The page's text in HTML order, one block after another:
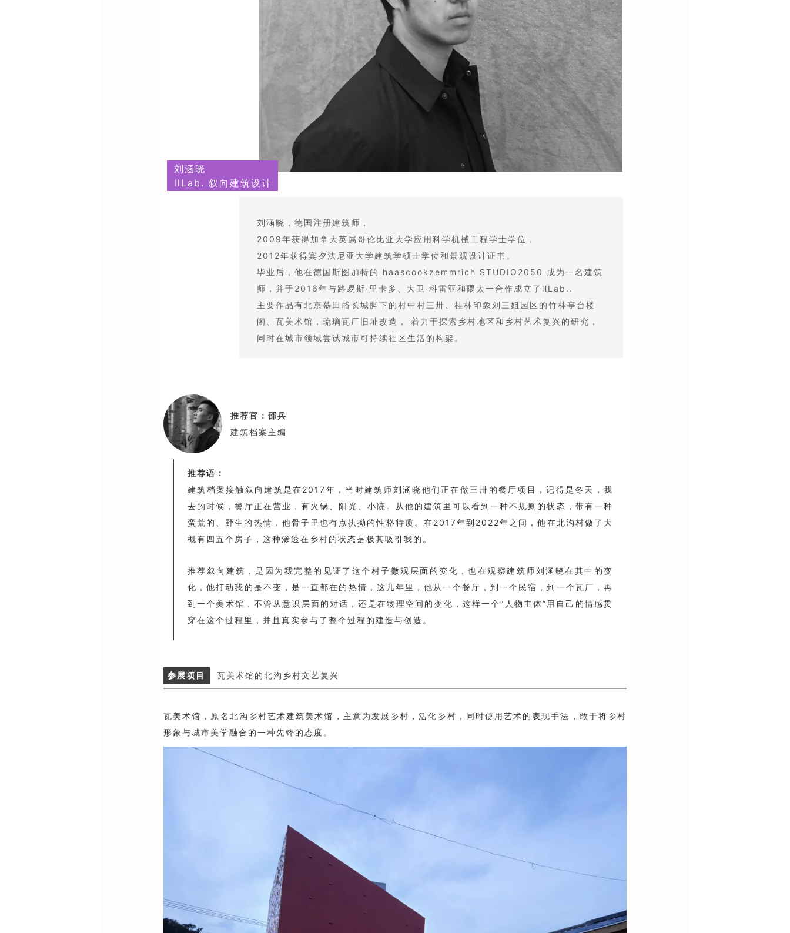
刘涵晓
llLab. 叙向建筑设计
刘涵晓，德国注册建筑师，
2009年获得加拿大英属哥伦比亚大学应用科学机械工程学士学位，
2012年获得宾夕法尼亚大学建筑学硕士学位和景观设计证书。
毕业后，他在德国斯图加特的 haascookzemmrich STUDIO2050 成为一名建筑
师， 并于2016年与路易斯·里卡多、大卫·科雷亚和隈太一合作成立了llLab..
主要作品有北京慕田峪长城脚下的村中村三卅、桂林印象刘三姐园区的竹林亭台楼
阁、瓦美术馆，琉璃瓦厂旧址改造， 着力于探索乡村地区和乡村艺术复兴的研究，
同时在城市领域尝试城市可持续社区生活的构架。
推荐官：邵兵
建筑档案主编
推荐语：
建筑档案接触叙向建筑是在2017年，当时建筑师刘涵晓他们正在做三卅的餐厅项目，记得是冬天，我
去的时候，餐厅正在营业，有火锅、阳光、小院。从他的建筑里可以看到一种不规则的状态，带有一种
蛮荒的、野生的热情，他骨子里也有点执拗的性格特质。在2017年到2022年之间，他在北沟村做了大
概有四五个房子，这种渗透在乡村的状态是极其吸引我的。
推荐叙向建筑，是因为我完整的见证了这个村子微观层面的变化，也在观察建筑师刘涵晓在其中的变
化，他打动我的是不变，是一直都在的热情，这几年里，他从一个餐厅，到一个民宿，到一个瓦厂，再
到一个美术馆，不管从意识层面的对话，还是在物理空间的变化，这样一个“人物主体”用自己的情感贯
穿在这个过程里，并且真实参与了整个过程的建造与创造。
参展项目 瓦美术馆的北沟乡村文艺复兴
瓦美术馆，原名北沟乡村艺术建筑美术馆，主意为发展乡村，活化乡村，同时使用艺术的表现手法，敢于将乡村
形象与城市美学融合的一种先锋的态度。